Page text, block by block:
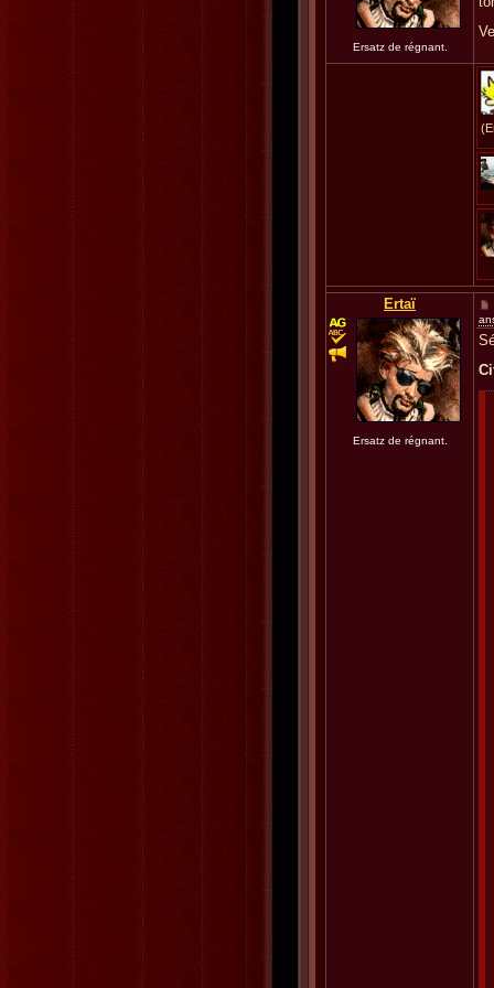
Ersatz de régnant.
Ertaï
Ersatz de régnant.